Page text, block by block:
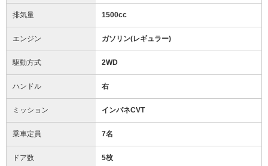
排気量 1500cc
エンジン ガソリン(レギュラー)
駆動方式 2WD
ハンドル 右
ミッション インパネCVT
乗車定員 7名
ドア数 5枚